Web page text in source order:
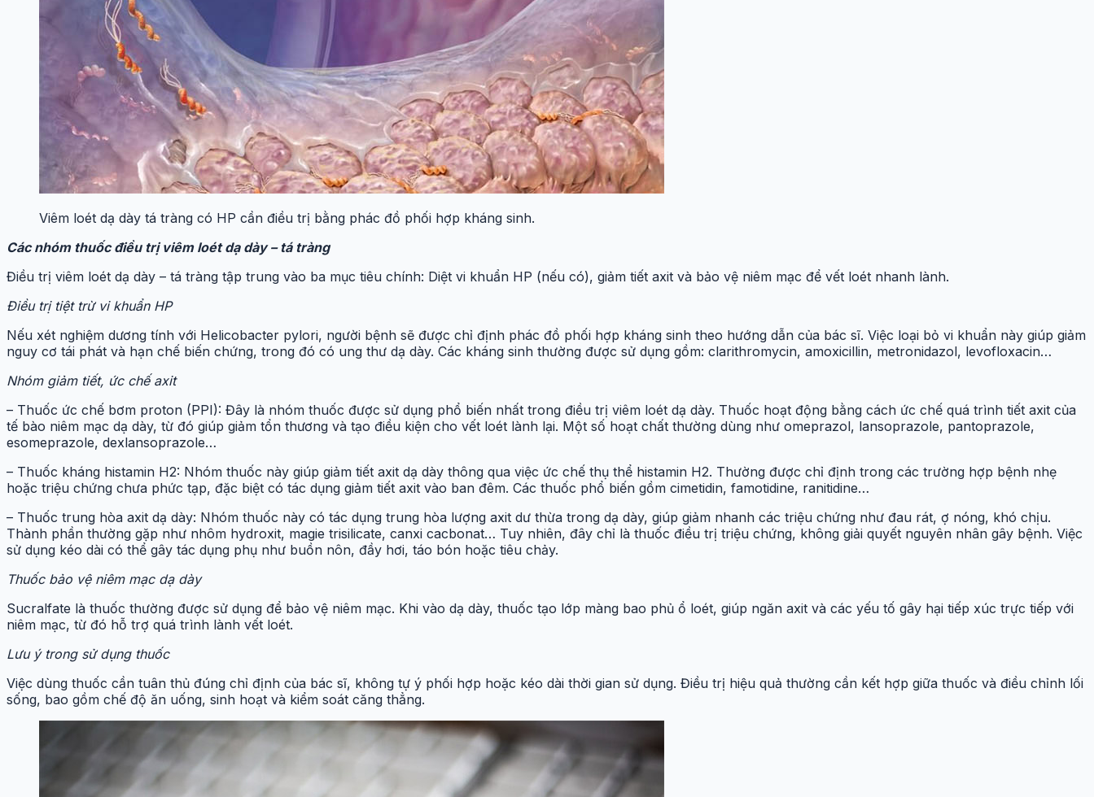
Viêm loét dạ dày tá tràng có HP cần điều trị bằng phác đồ phối hợp kháng sinh.
Các nhóm thuốc điều trị viêm loét dạ dày – tá tràng
Điều trị viêm loét dạ dày – tá tràng tập trung vào ba mục tiêu chính: Diệt vi khuẩn HP (nếu có), giảm tiết axit và bảo vệ niêm mạc để vết loét nhanh lành.
Điều trị tiệt trừ vi khuẩn HP
Nếu xét nghiệm dương tính với Helicobacter pylori, người bệnh sẽ được chỉ định phác đồ phối hợp kháng sinh theo hướng dẫn của bác sĩ. Việc loại bỏ vi khuẩn này giúp giảm
nguy cơ tái phát và hạn chế biến chứng, trong đó có ung thư dạ dày. Các kháng sinh thường được sử dụng gồm: clarithromycin, amoxicillin, metronidazol, levofloxacin…
Nhóm giảm tiết, ức chế axit
– Thuốc ức chế bơm proton (PPI): Đây là nhóm thuốc được sử dụng phổ biến nhất trong điều trị viêm loét dạ dày. Thuốc hoạt động bằng cách ức chế quá trình tiết axit của
tế bào niêm mạc dạ dày, từ đó giúp giảm tổn thương và tạo điều kiện cho vết loét lành lại. Một số hoạt chất thường dùng như omeprazol, lansoprazole, pantoprazole,
esomeprazole, dexlansoprazole…
– Thuốc kháng histamin H2: Nhóm thuốc này giúp giảm tiết axit dạ dày thông qua việc ức chế thụ thể histamin H2. Thường được chỉ định trong các trường hợp bệnh nhẹ
hoặc triệu chứng chưa phức tạp, đặc biệt có tác dụng giảm tiết axit vào ban đêm. Các thuốc phổ biến gồm cimetidin, famotidine, ranitidine…
– Thuốc trung hòa axit dạ dày: Nhóm thuốc này có tác dụng trung hòa lượng axit dư thừa trong dạ dày, giúp giảm nhanh các triệu chứng như đau rát, ợ nóng, khó chịu.
Thành phần thường gặp như nhôm hydroxit, magie trisilicate, canxi cacbonat… Tuy nhiên, đây chỉ là thuốc điều trị triệu chứng, không giải quyết nguyên nhân gây bệnh. Việc
sử dụng kéo dài có thể gây tác dụng phụ như buồn nôn, đầy hơi, táo bón hoặc tiêu chảy.
Thuốc bảo vệ niêm mạc dạ dày
Sucralfate là thuốc thường được sử dụng để bảo vệ niêm mạc. Khi vào dạ dày, thuốc tạo lớp màng bao phủ ổ loét, giúp ngăn axit và các yếu tố gây hại tiếp xúc trực tiếp với
niêm mạc, từ đó hỗ trợ quá trình lành vết loét.
Lưu ý trong sử dụng thuốc
Việc dùng thuốc cần tuân thủ đúng chỉ định của bác sĩ, không tự ý phối hợp hoặc kéo dài thời gian sử dụng. Điều trị hiệu quả thường cần kết hợp giữa thuốc và điều chỉnh lối
sống, bao gồm chế độ ăn uống, sinh hoạt và kiểm soát căng thẳng.